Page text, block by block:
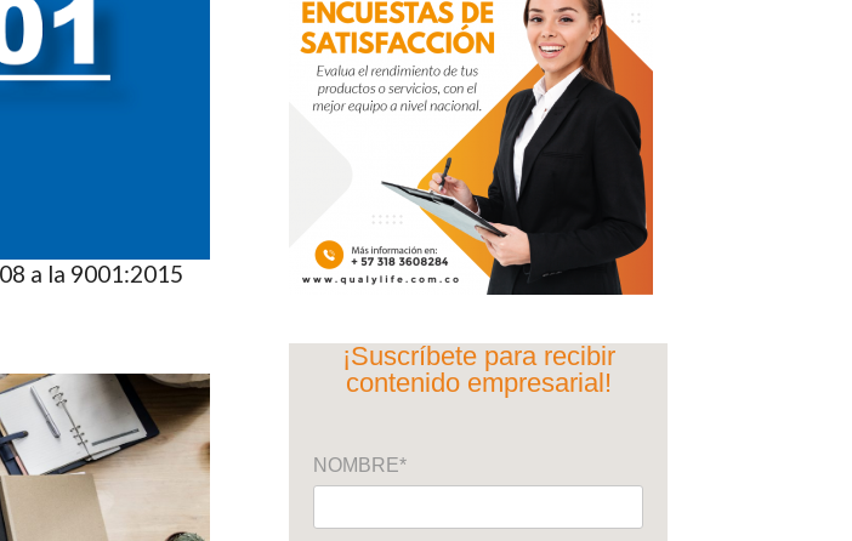
a la 9001:2015
¡Suscríbete para recibir
contenido empresarial!
NOMBRE*